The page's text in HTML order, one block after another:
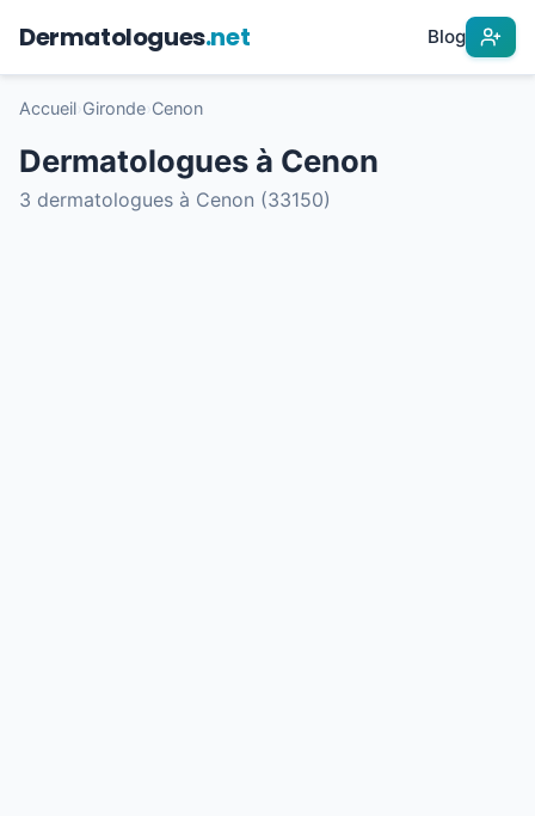
Dermatologues.net Blog
Accueil Gironde Cenon
Dermatologues à Cenon
3 dermatologues à Cenon (33150)